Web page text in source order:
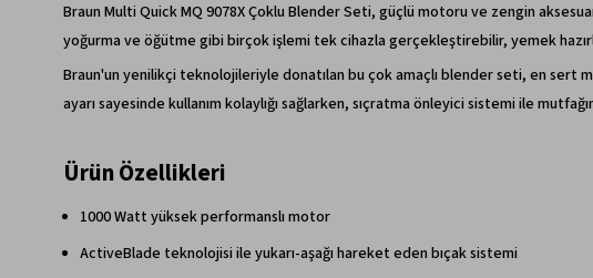
Braun Multi Quick MQ 9078X Çoklu Blender Seti, güçlü motoru ve zengin
yoğurma ve öğütme gibi birçok işlemi tek cihazla gerçekleştirebilir, yemek
Braun'un yenilikçi teknolojileriyle donatılan bu çok amaçlı blender seti, en sert
ayarı sayesinde kullanım kolaylığı sağlarken, sıçratma önleyici sistemi ile
Ürün Özellikleri
1000 Watt yüksek performanslı motor
ActiveBlade teknolojisi ile yukarı-aşağı hareket eden bıçak sistemi